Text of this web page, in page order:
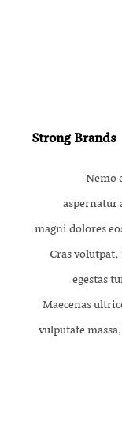
Strong Brands
Nemo
aspernatur
magni dolores
Cras
egestas
Maecenas
vulputate